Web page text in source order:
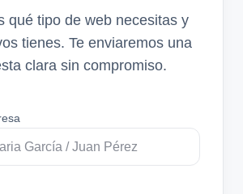
qué tipo de web necesitas y
tienes. Te enviaremos una
clara sin compromiso.